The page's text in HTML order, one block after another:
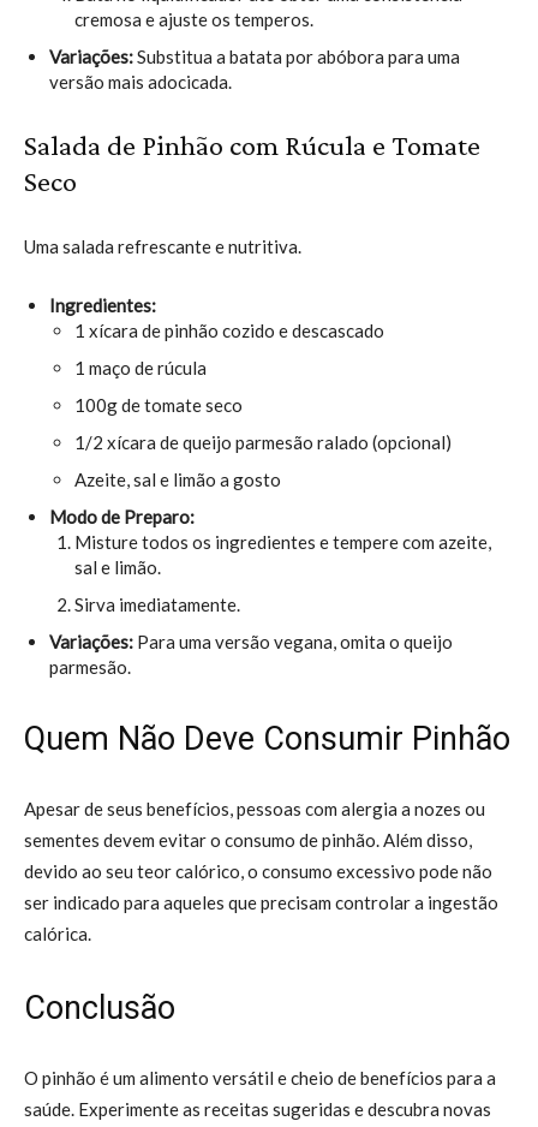
cremosa e ajuste os temperos.
Variações:Substitua a batata por abóbora para uma
versão mais adocicada.
Salada de Pinhão com Rúcula e Tomate
Seco
Uma salada refrescante e nutritiva.
Ingredientes:
1 xícara de pinhão cozido e descascado
1 maço de rúcula
100g de tomate seco
1/2 xícara de queijo parmesão ralado (opcional)
Azeite, sal e limão a gosto
Modo de Preparo:
Misture todos os ingredientes e tempere com azeite,
sal e limão.
Sirva imediatamente.
Variações: Para uma versão vegana, omita o queijo
parmesão.
Quem Não Deve Consumir Pinhão
Apesar de seus benefícios, pessoas com alergia a nozes ou
sementes devem evitar o consumo de pinhão. Além disso,
devido ao seu teor calórico, o consumo excessivo pode não
ser indicado para aqueles que precisam controlar a ingestão
calórica.
Conclusão
O pinhão é um alimento versátil e cheio de benefícios para a
saúde. Experimente as receitas sugeridas e descubra novas